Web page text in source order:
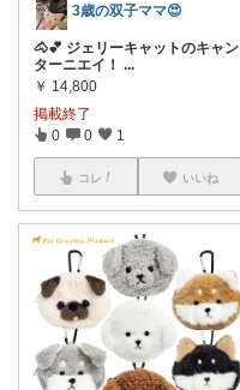
3歳の双子ママ😍
🐴💕 ジェリーキャットのキャン
ターニエイ！ ...
￥ 14,800
掲載終了
0 0 1
コレ いいね